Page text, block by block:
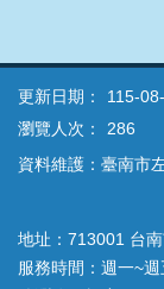
更新日期：
115-
瀏覽人次：
286
資料維護：臺南市
地址：713001 台
服務時間：週一~